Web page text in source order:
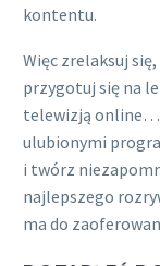
kontentu.
Więc zrelaksuj
przygotuj się na
telewizją
ulubionymi
i twórz
najlepszego
ma do